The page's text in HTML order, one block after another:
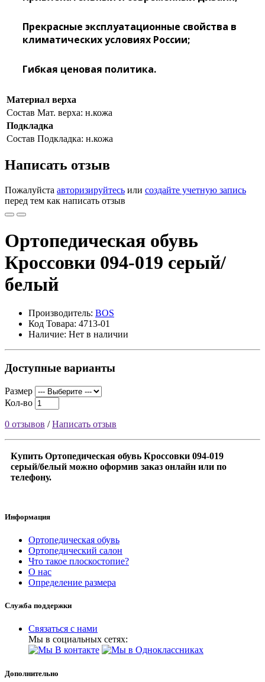
Прекрасные эксплуатационные свойства в
климатических условиях России;
Гибкая ценовая политика.
Материал верха
Состав Мат. верха: н.кожа
Подкладка
Состав Подкладка: н.кожа
Написать отзыв
Пожалуйста авторизируйтесь или создайте учетную запись
перед тем как написать отзыв
Ортопедическая обувь
Кроссовки 094-019 серый/
белый
Производитель: BOS
Код Товара: 4713-01
Наличие: Нет в наличии
Доступные варианты
Размер
Кол-во
0 отзывов /Написать отзыв
Купить Ортопедическая обувь Кроссовки 094-019
серый/белый можно оформив заказ онлайн или по
телефону.
Информация
Ортопедическая обувь
Ортопедический салон
Что такое плоскостопие?
О нас
Определение размера
Служба поддержки
Связаться с нами
Мы в социальных сетях:
Дополнительно